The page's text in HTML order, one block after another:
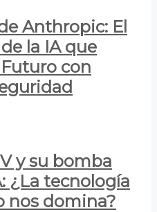
Anthropic: El
la IA que
con
y su bomba
¿La tecnología
nos domina?